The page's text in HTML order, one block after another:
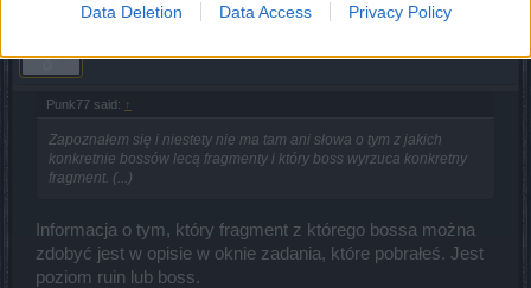
Data Deletion Data Access Privacy Policy
Ennika
Punk77 said: ↑
Zapoznałem się i niestety nie ma tam ani słowa o tym z jakich
konkretnie bossów lecą fragmenty i który boss wyrzuca konkretny
fragment. (...)
Informacja o tym, który fragment z którego bossa można
zdobyć jest w opisie w oknie zadania, które pobrałeś. Jest
poziom ruin lub boss.